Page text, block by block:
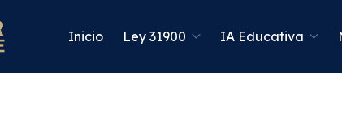
Inicio Ley 31900 IA Educativa